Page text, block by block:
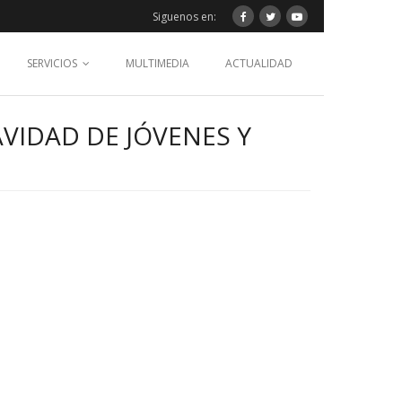
Siguenos en:
SERVICIOS MULTIMEDIA ACTUALIDAD
DE JÓVENES Y